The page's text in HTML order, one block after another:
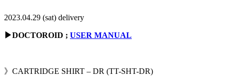
2023.04.29 (sat) delivery
▶︎DOCTOROID ; USER MANUAL
》CARTRIDGE SHIRT – DR (TT-SHT-DR)